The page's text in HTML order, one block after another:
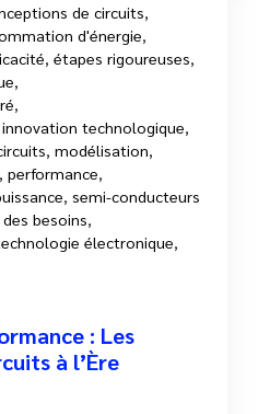
de circuits
d'énergie
étapes rigoureuses
innovation technologique
modélisation
performance
semi-conducteurs
besoins
électronique
: Les
à l’Ère